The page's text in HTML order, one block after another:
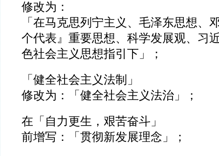
修改为：
「在马克思列宁主义、毛泽东思想、
个代表』重要思想、科学发展观、习
色社会主义思想指引下」；
「健全社会主义法制」
修改为：「健全社会主义法治」；
在「自力更生，艰苦奋斗」
前增写：「贯彻新发展理念」；